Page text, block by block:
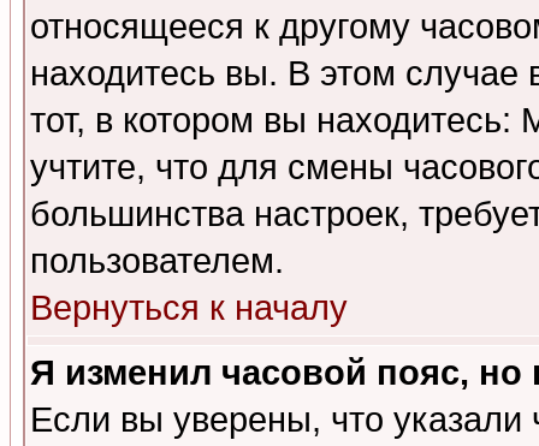
относящееся к другому
находитесь вы. В этом
тот, в котором вы
учтите, что для смены
большинства настроек,
пользователем.
Вернуться к началу
Я изменил часовой пояс,
Если вы уверены, что указали